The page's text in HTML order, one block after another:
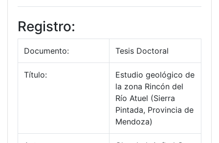
Registro:
Documento: Tesis Doctoral
Título:
Estudio geológico de
la zona Rincón del
Río Atuel (Sierra
Pintada, Provincia de
Mendoza)